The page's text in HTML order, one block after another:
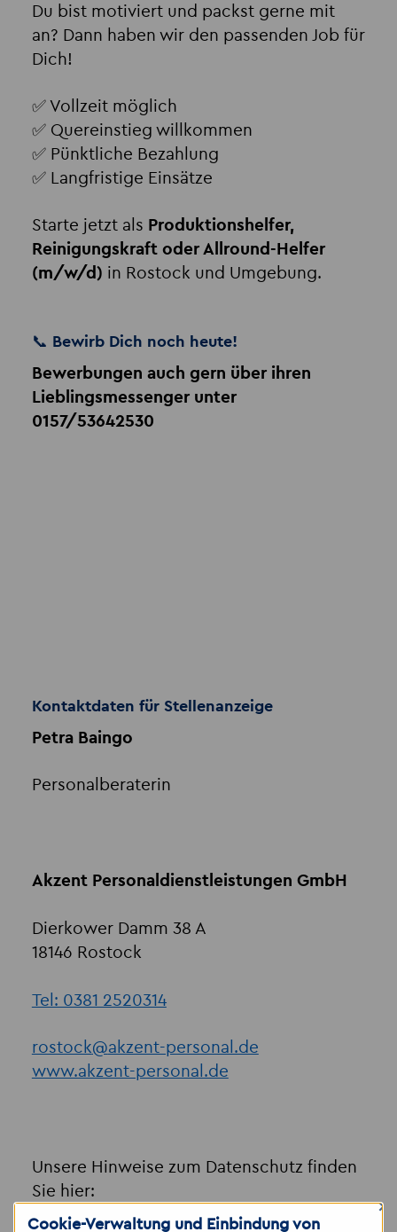
Du bist motiviert und packst gerne mit
an? Dann haben wir den passenden Job für
Dich!
✅ Vollzeit möglich
✅ Quereinstieg willkommen
✅ Pünktliche Bezahlung
✅ Langfristige Einsätze
Starte jetzt als Produktionshelfer,
Reinigungskraft oder Allround-Helfer
(m/w/d) in Rostock und Umgebung.
📞 Bewirb Dich noch heute!
Bewerbungen auch gern über ihren
Lieblingsmessenger unter
0157/53642530
Kontaktdaten für Stellenanzeige
Petra Baingo
Personalberaterin
Akzent Personaldienstleistungen GmbH
Dierkower Damm 38 A
18146 Rostock
Tel: 0381 2520314
rostock@akzent-personal.de
www.akzent-personal.de
Unsere Hinweise zum Datenschutz finden
Sie hier:
https://www.akzent-
Cookie-Verwaltung und Einbindung von
×